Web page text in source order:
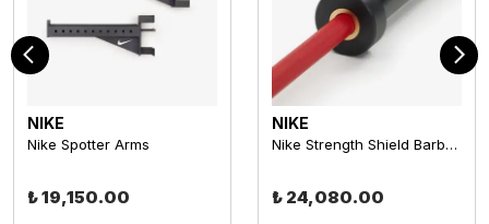
NIKE
Nike Spotter Arms
₺ 19,150.00
NIKE
Nike Strength Shield Barbell 15kg "Red SWOOSH"
₺ 24,080.00